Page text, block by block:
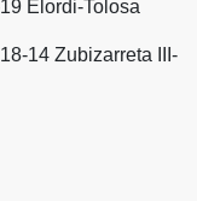
Elordi-Tolosa
14 Zubizarreta III-